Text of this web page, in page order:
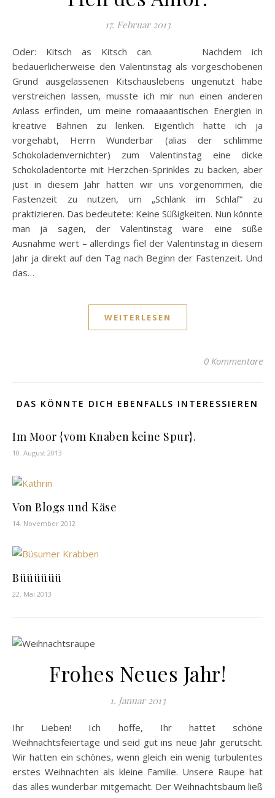
17. Februar 2013
Oder: Kitsch as Kitsch can. Nachdem ich
bedauerlicherweise den Valentinstag als vorgeschobenen
Grund ausgelassenen Kitschauslebens ungenutzt habe
verstreichen lassen, musste ich mir nun einen anderen
Anlass erfinden, um meine romaaaantischen Energien in
kreative Bahnen zu lenken. Eigentlich hatte ich ja
vorgehabt, Herrn Wunderbar (alias der schlimme
Schokoladenvernichter) zum Valentinstag eine dicke
Schokoladentorte mit Herzchen-Sprinkles zu backen, aber
just in diesem Jahr hatten wir uns vorgenommen, die
Fastenzeit zu nutzen, um „Schlank im Schlaf“ zu
praktizieren. Das bedeutete: Keine Süßigkeiten. Nun könnte
man ja sagen, der Valentinstag wäre eine süße
Ausnahme wert – allerdings fiel der Valentinstag in diesem
Jahr ja direkt auf den Tag nach Beginn der Fastenzeit. Und
das…
WEITERLESEN
0 Kommentare
DAS KÖNNTE DICH EBENFALLS INTERESSIEREN
Im Moor {vom Knaben keine Spur}.
10. August 2013
Von Blogs und Käse
14. November 2012
Büüüüüü
22. Mai 2013
Frohes Neues Jahr!
1. Januar 2013
Ihr Lieben! Ich hoffe, Ihr hattet schöne
Weihnachtsfeiertage und seid gut ins neue Jahr gerutscht.
Wir hatten ein schönes, wenn gleich ein wenig turbulentes
erstes Weihnachten als kleine Familie. Unsere Raupe hat
das alles wunderbar mitgemacht. Der Weihnachtsbaum ließ